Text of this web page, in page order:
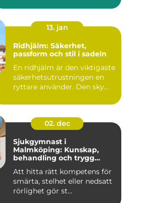
13. jan
Ridhjälm: Säkerhet,
passform och stil i sadeln
En ridhjälm är den viktigaste
säkerhetsutrustningen en
ryttare använder. Den sky...
02. dec
Sjukgymnast i
Malmköping: Kunskap,
behandling och trygg
Att hitta rätt kompetens för
smärta, stelhet eller nedsatt
rörlighet gör st...